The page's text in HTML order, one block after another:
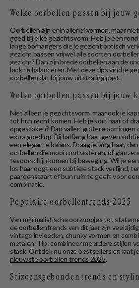
Welke oorbellen passen bij jouw
Oorbellen zijn er in allerlei vormen, maar
goed bij elke gezichtsvorm. Heb je een
lange oorhangers die je gezicht optisch
gezicht passen vrijwel alle soorten
gezicht? Dan zijn brede oorbellen aan de
look te balanceren. Met deze tips vind je
oorbellen dat bij jouw uitstraling past.
Welke oorbellen passen bij jouw
Niet alleen je gezichtsvorm, maar ook je
tot hun recht komen. Heb je kort haar of
opgestoken? Dan vallen grotere oorringen
extra goed op. Bij halflang haar geven
een elegante balans. Draag je lang haar,
oorbellen die mooi contrasteren, of
tevoorschijn komen bij beweging. Wil je
los haar oogt een subtiele stack verfijnd,
paardenstaart of bun ruimte geeft voor
combinatie.
Populaire oorbellentrends 2025
Van minimalistische oorknopjes tot
de oorbellentrends van dit jaar zijn
vintage invloeden, chunky vormen en
metalen. Tip: combineer meerdere stijlen
stack. Ontdek nu onze bestsellers en laat
nieuwste oorbellen trends 2025.
Seizoensgebonden trends en